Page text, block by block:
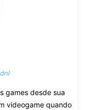
games desde sua
videogame quando